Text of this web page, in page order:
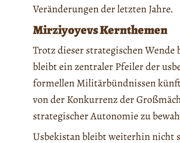
Veränderungen der letzten Jahre.
Mirziyoyevs Kernthemen
Trotz dieser strategischen
bleibt ein zentraler Pfeiler der
formellen Militärbündnissen
von der Konkurrenz der
strategischer Autonomie zu
Usbekistan bleibt weiterhin nicht